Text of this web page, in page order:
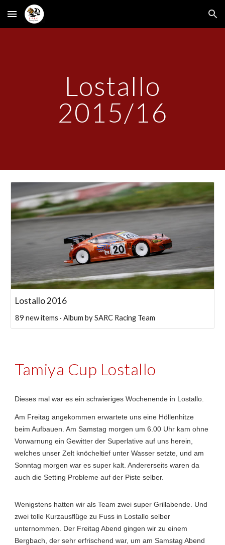
Skip to main content Skip to navigation
Lostallo
2015/16
Lostallo 2016
89 new items · Album by SARC Racing Team
Tamiya Cup Lostallo
Dieses mal war es ein schwieriges Wochenende in Lostallo.
Am Freitag angekommen erwartete uns eine Höllenhitze
beim Aufbauen. Am Samstag morgen um 6.00 Uhr kam ohne
Vorwarnung ein Gewitter der Superlative auf uns herein,
welches unser Zelt knöcheltief unter Wasser setzte, und am
Sonntag morgen war es super kalt. Andererseits waren da
auch die Setting Probleme auf der Piste selber.
Wenigstens hatten wir als Team zwei super Grillabende. Und
zwei tolle Kurzausflüge zu Fuss in Lostallo selber
unternommen. Der Freitag Abend gingen wir zu einem
Bergbach, der sehr erfrischend war, um am Samstag Abend